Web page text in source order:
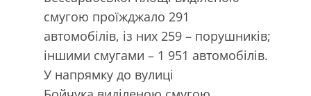
смугою проїжджало 291
автомобілів, із них 259 – порушників;
іншими смугами – 1 951 автомобілів.
У напрямку до вулиці